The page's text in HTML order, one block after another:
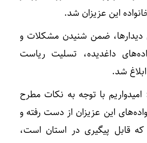
این عزیزان شد.
دیدارها، ضمن شنیدن مشکلات و
داغدیده، تسلیت ریاست
شد.
امیدواریم با توجه به نکات مطرح
این عزیزان از دست رفته و
قابل پیگیری در استان است،